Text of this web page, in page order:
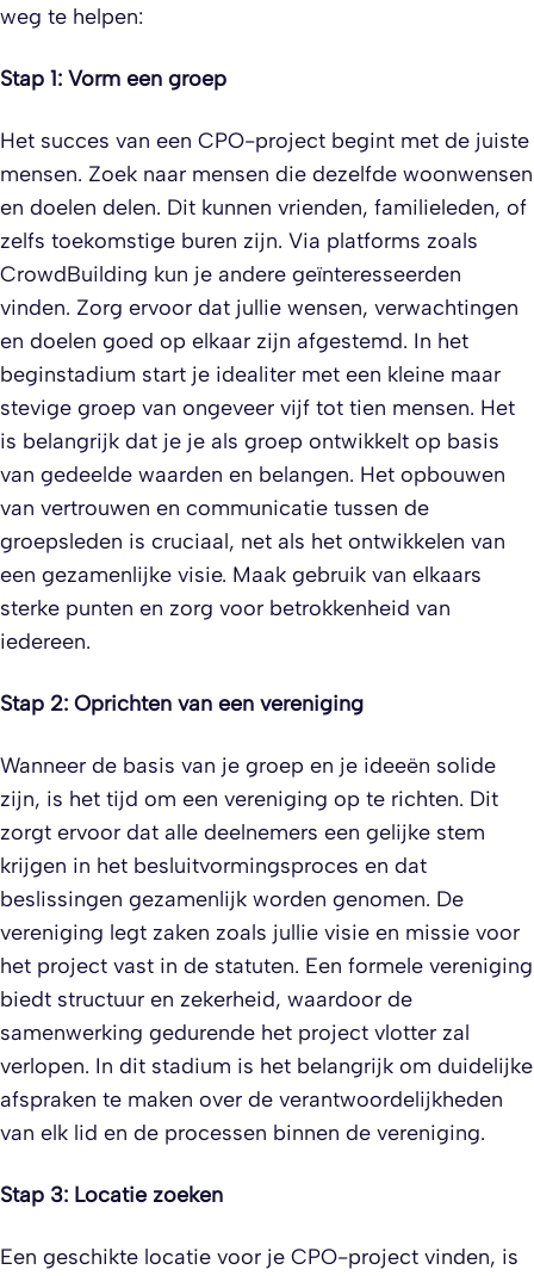
weg te helpen:
Stap 1: Vorm een groep
Het succes van een CPO-project begint met de juiste
mensen. Zoek naar mensen die dezelfde woonwensen
en doelen delen. Dit kunnen vrienden, familieleden, of
zelfs toekomstige buren zijn. Via platforms zoals
CrowdBuilding kun je andere geïnteresseerden
vinden. Zorg ervoor dat jullie wensen, verwachtingen
en doelen goed op elkaar zijn afgestemd. In het
beginstadium start je idealiter met een kleine maar
stevige groep van ongeveer vijf tot tien mensen. Het
is belangrijk dat je je als groep ontwikkelt op basis
van gedeelde waarden en belangen. Het opbouwen
van vertrouwen en communicatie tussen de
groepsleden is cruciaal, net als het ontwikkelen van
een gezamenlijke visie. Maak gebruik van elkaars
sterke punten en zorg voor betrokkenheid van
iedereen.
Stap 2: Oprichten van een vereniging
Wanneer de basis van je groep en je ideeën solide
zijn, is het tijd om een vereniging op te richten. Dit
zorgt ervoor dat alle deelnemers een gelijke stem
krijgen in het besluitvormingsproces en dat
beslissingen gezamenlijk worden genomen. De
vereniging legt zaken zoals jullie visie en missie voor
het project vast in de statuten. Een formele vereniging
biedt structuur en zekerheid, waardoor de
samenwerking gedurende het project vlotter zal
verlopen. In dit stadium is het belangrijk om duidelijke
afspraken te maken over de verantwoordelijkheden
van elk lid en de processen binnen de vereniging.
Stap 3: Locatie zoeken
Een geschikte locatie voor je CPO-project vinden, is